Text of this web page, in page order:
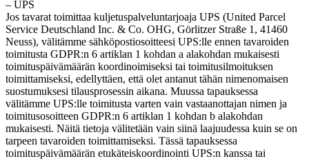
– UPS
Jos tavarat toimittaa kuljetuspalveluntarjoaja UPS (United Parcel
Service Deutschland Inc. & Co. OHG, Görlitzer Straße 1, 41460
Neuss), välitämme sähköpostiosoitteesi UPS:lle ennen tavaroiden
toimitusta GDPR:n 6 artiklan 1 kohdan a alakohdan mukaisesti
toimituspäivämäärän koordinoimiseksi tai toimitusilmoituksen
toimittamiseksi, edellyttäen, että olet antanut tähän nimenomaisen
suostumuksesi tilausprosessin aikana. Muussa tapauksessa
välitämme UPS:lle toimitusta varten vain vastaanottajan nimen ja
toimitusosoitteen GDPR:n 6 artiklan 1 kohdan b alakohdan
mukaisesti. Näitä tietoja välitetään vain siinä laajuudessa kuin se on
tarpeen tavaroiden toimittamiseksi. Tässä tapauksessa
toimituspäivämäärän etukäteiskoordinointi UPS:n kanssa tai